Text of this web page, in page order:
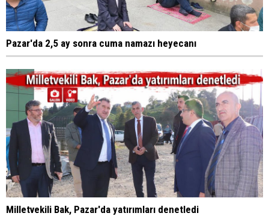
Pazar'da 2,5 ay sonra cuma namazı heyecanı
Milletvekili Bak, Pazar'da yatırımları denetledi